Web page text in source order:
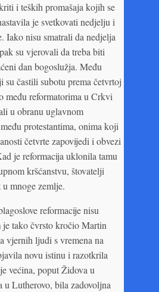
i teških promašaja kojih se
je svetkovati nedjelju i
Iako nisu smatrali da nedjelja
su vjerovali da treba biti
dan bogoslužja. Među
častili subotu prema četvrtoj
među reformatorima u Crkvi
u obranu uglavnom
protestantima, onima koji
četvrte zapovijedi i obvezi
je reformacija uklonila tamu
kršćanstvu, štovatelji
mnoge zemlje.
reformacije nisu
tako čvrsto kročio Martin
vjernih ljudi s vremena na
novu istinu i razotkrila
većina, poput Židova u
Lutherovo, bila zadovoljna